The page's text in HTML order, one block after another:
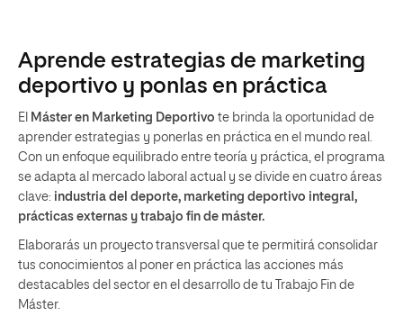
Aprende estrategias de marketing
deportivo y ponlas en práctica
El Máster en Marketing Deportivo te brinda la oportunidad de
aprender estrategias y ponerlas en práctica en el mundo real.
Con un enfoque equilibrado entre teoría y práctica, el programa
se adapta al mercado laboral actual y se divide en cuatro áreas
clave: industria del deporte, marketing deportivo integral,
prácticas externas y trabajo fin de máster.
Elaborarás un proyecto transversal que te permitirá consolidar
tus conocimientos al poner en práctica las acciones más
destacables del sector en el desarrollo de tu Trabajo Fin de
Máster.